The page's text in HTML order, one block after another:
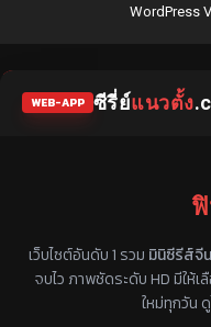
WordPress
WEB-APP ซีรี่ย์แนวตั้ง
เว็บไซต์อันดับ 1 รวม มินิซีรีส์จีน
จบไว ภาพชัดระดับ HD มีให้เ
ใหม่ทุกวัน